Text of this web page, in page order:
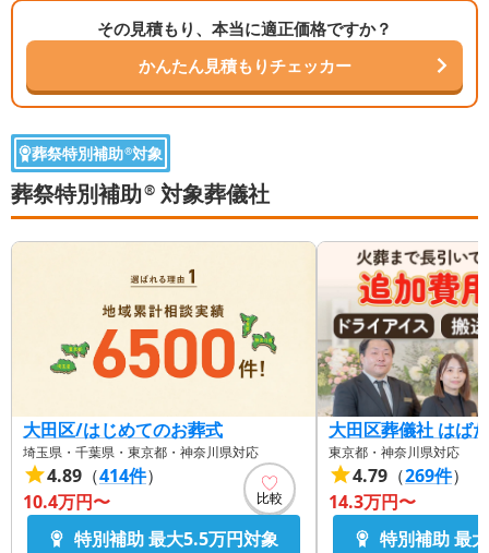
その見積もり、本当に適正価格ですか？
かんたん見積もりチェッカー
葬祭特別補助®対象
葬祭特別補助® 対象葬儀社
大田区/はじめてのお葬式
埼玉県・千葉県・東京都・神奈川県対応
4.89 （414件）
10.4万円〜
比較
特別補助 最大5.5万円対象
大田区葬儀社 はば
東京都・神奈川県対応
4.79 （269件）
14.3万円〜
特別補助 最大